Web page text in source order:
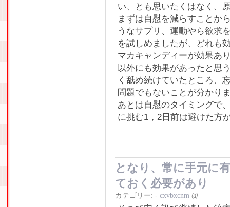
い、とも思いたくはなく、
まずは自慰を減らすことか
うなサプリ、運動やら欲求
を試しめましたが、どれも
マカキャンディーが効果あ
以外にも効果があったと思
く舐め続けていたところ、
問題でもないことが分かり
あとは自慰のタイミングで
に挑む1，2日前は避けた方
となり、常に手元に
ておく必要があり
カテゴリー: - cxvbxcnm @